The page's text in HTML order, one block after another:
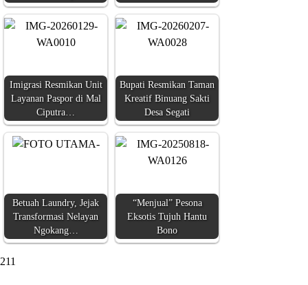
Imigrasi Resmikan Unit
Layanan Paspor di Mal
Ciputra…
Bupati Resmikan Taman
Kreatif Binuang Sakti
Desa Segati
Betuah Laundry, Jejak
Transformasi Nelayan
Ngokang…
“Menjual” Pesona
Eksotis Tujuh Hantu
Bono
211